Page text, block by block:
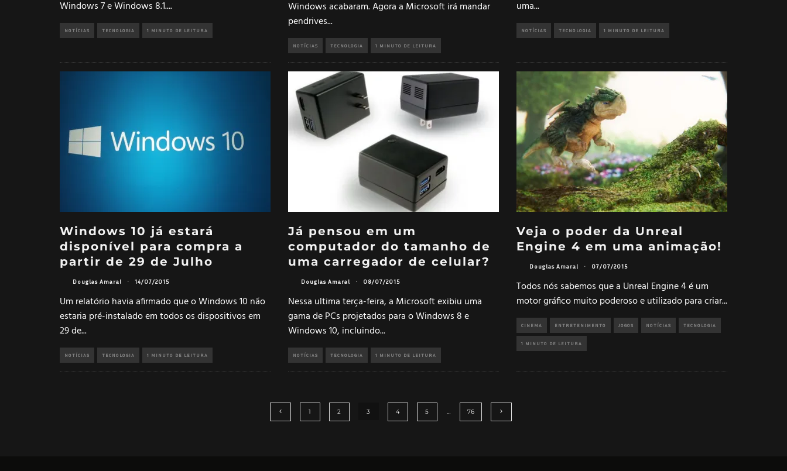
Windows 7 e Windows 8.1....
NOTÍCIAS TECNOLOGIA 1 MINUTO DE LEITURA
Windows acabaram. Agora a Microsoft irá mandar
pendrives...
NOTÍCIAS TECNOLOGIA 1 MINUTO DE LEITURA
uma...
NOTÍCIAS TECNOLOGIA 1 MINUTO DE LEITURA
Windows 10 já estará
disponível para compra a
partir de 29 de Julho
Douglas Amaral · 14/07/2015
Um relatório havia afirmado que o Windows 10 não
estaria pré-instalado em todos os dispositivos em
29 de...
NOTÍCIAS TECNOLOGIA 1 MINUTO DE LEITURA
Já pensou em um
computador do tamanho de
uma carregador de celular?
Douglas Amaral · 08/07/2015
Nessa ultima terça-feira, a Microsoft exibiu uma
gama de PCs projetados para o Windows 8 e
Windows 10, incluindo...
NOTÍCIAS TECNOLOGIA 1 MINUTO DE LEITURA
Veja o poder da Unreal
Engine 4 em uma animação!
Douglas Amaral · 07/07/2015
Todos nós sabemos que a Unreal Engine 4 é um
motor gráfico muito poderoso e utilizado para criar...
CINEMA ENTRETENIMENTO JOGOS NOTÍCIAS TECNOLOGIA
1 MINUTO DE LEITURA
1 2 3 4 5 … 76